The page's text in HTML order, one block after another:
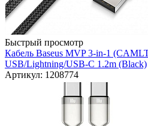
Быстрый просмотр
Кабель Baseus MVP 3-in-1
USB/Lightning/USB-C 1.2m (Black)
Артикул: 1208774